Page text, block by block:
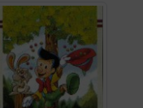
können Sie die